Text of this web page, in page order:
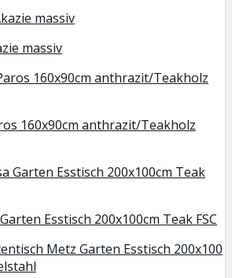
massiv
160x90cm anthrazit/Teakholz
Esstisch 200x100cm Teak FSC